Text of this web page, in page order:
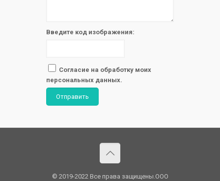
Введите код изображения:
Согласие на обработку моих
персональных данных.
Отправить
© 2019-2022 Все права защищены.OOO